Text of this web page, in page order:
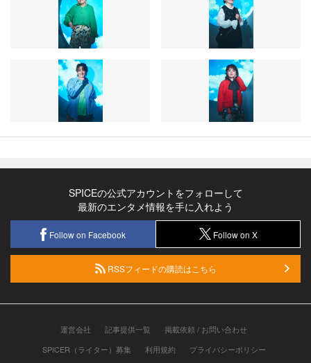
SPICEの公式アカウントをフォローして
最新のエンタメ情報を手に入れよう
Follow on Facebook Follow on X
RSSフィードの購読はこちら
運営会社 記事提供一覧
掲載依頼 / お問い合わせ
SPICER（ライター）募集
利用規約 プライバシーポリシー